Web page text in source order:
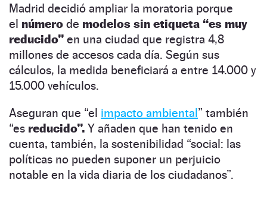
Madrid decidió ampliar la moratoria porque
el número de modelos sin etiqueta “es muy
reducido” en una ciudad que registra 4,8
millones de accesos cada día. Según sus
cálculos, la medida beneficiará a entre 14.000 y
15.000 vehículos.
Aseguran que “el impacto ambiental” también
“es reducido”. Y añaden que han tenido en
cuenta, también, la sostenibilidad “social: las
políticas no pueden suponer un perjuicio
notable en la vida diaria de los ciudadanos”.